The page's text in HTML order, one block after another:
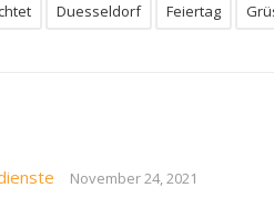
Duesseldorf Feiertag
November 24, 2021